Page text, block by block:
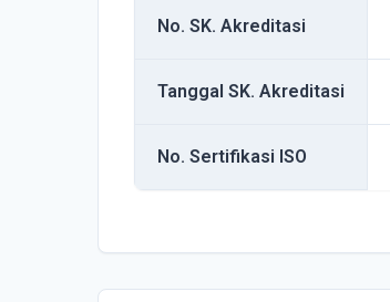
No. SK. Akreditasi
Tanggal SK. Akreditasi
No. Sertifikasi ISO